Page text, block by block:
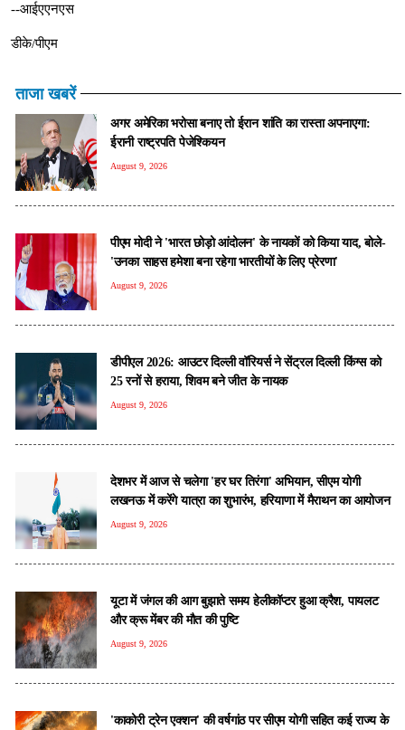
--आईएएनएस
डीके/पीएम
ताजा खबरें
अगर अमेरिका भरोसा बनाए तो ईरान शांति का रास्ता अपनाएगा:
ईरानी राष्ट्रपति पेजेश्कियन
August 9, 2026
पीएम मोदी ने 'भारत छोड़ो आंदोलन' के नायकों को किया याद, बोले-
'उनका साहस हमेशा बना रहेगा भारतीयों के लिए प्रेरणा'
August 9, 2026
डीपीएल 2026: आउटर दिल्ली वॉरियर्स ने सेंट्रल दिल्ली किंग्स को
25 रनों से हराया, शिवम बने जीत के नायक
August 9, 2026
देशभर में आज से चलेगा 'हर घर तिरंगा' अभियान, सीएम योगी
लखनऊ में करेंगे यात्रा का शुभारंभ, हरियाणा में मैराथन का आयोजन
August 9, 2026
यूटा में जंगल की आग बुझाते समय हेलीकॉप्टर हुआ क्रैश, पायलट
और क्रू मेंबर की मौत की पुष्टि
August 9, 2026
'काकोरी ट्रेन एक्शन' की वर्षगांठ पर सीएम योगी सहित कई राज्य के